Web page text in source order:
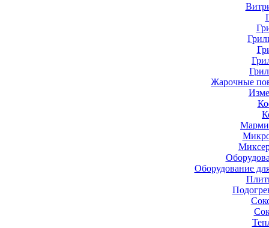
Жарочные
Оборудование